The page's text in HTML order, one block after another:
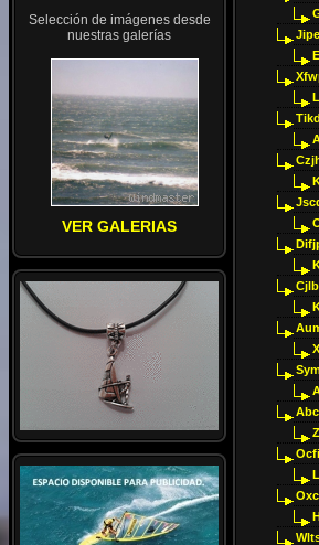
Selección de imágenes desde
nuestras galerías
VER GALERIAS